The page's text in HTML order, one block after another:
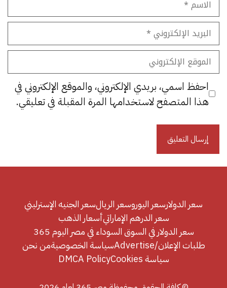
البريد
الإلكتروني
الموقع
الإلكتروني
احفظ اسمي، بريدي الإلكتروني، والموقع الإلكتروني في
هذا المتصفح لاستخدامها المرة المقبلة في تعليقي.
سعر الدولارسعر اليوروسعر الريالسعر الجنيه الإسترليني
سعر الدرهم الإماراتيأسعار الذهب
سعر الدولار في السوق السوداء في مصر اليوم 365
طلبات الإعلان/Advertise
سياسة الخصوصيةمن نحن
سياسة Cookies
DMCA Policy